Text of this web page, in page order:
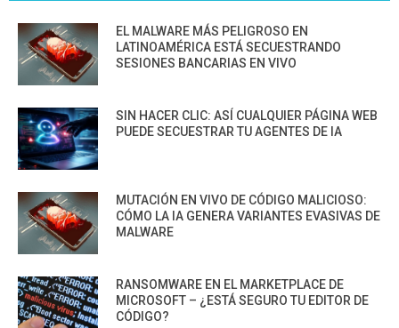
EL MALWARE MÁS PELIGROSO EN
LATINOAMÉRICA ESTÁ SECUESTRANDO
SESIONES BANCARIAS EN VIVO
SIN HACER CLIC: ASÍ CUALQUIER PÁGINA WEB
PUEDE SECUESTRAR TU AGENTES DE IA
MUTACIÓN EN VIVO DE CÓDIGO MALICIOSO:
CÓMO LA IA GENERA VARIANTES EVASIVAS DE
MALWARE
RANSOMWARE EN EL MARKETPLACE DE
MICROSOFT – ¿ESTÁ SEGURO TU EDITOR DE
CÓDIGO?